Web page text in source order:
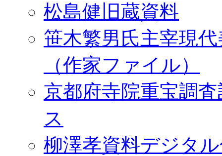
松島健旧蔵資料
笹木繁男氏主宰現
（作家ファイル）
京都府寺院重宝調
ス
柳澤孝資料デジタ